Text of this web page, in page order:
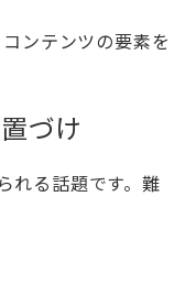
ンテンツの要素を
づけ
れる話題です。難